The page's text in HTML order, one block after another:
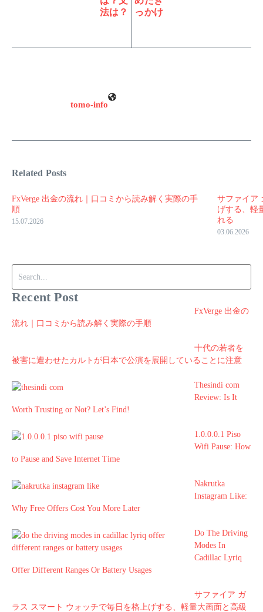
法は？
っかけ
tomo-info
Related Posts
FxVerge 出金の流れ｜口コミから読み解く実際の手
順
15.07.2026
サファイア
げする、軽
れる
03.06.2026
Recent Post
FxVerge 出金の
流れ｜口コミから読み解く実際の手順
十代の若者を
被害に遭わせたカルトが日本で公演を展開していることに注意
Thesindi com
Review: Is It
Worth Trusting or Not? Let’s Find!
1.0.0.0.1 Piso
Wifi Pause: How
to Pause and Save Internet Time
Nakrutka
Instagram Like:
Why Free Offers Cost You More Later
Do The Driving
Modes In
Cadillac Lyriq
Offer Different Ranges Or Battery Usages
サファイア ガ
ラス スマート ウォッチで毎日を格上げする、軽量大画面と高級